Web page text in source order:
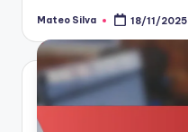
Posted
Mateo Silva 18/11/2025